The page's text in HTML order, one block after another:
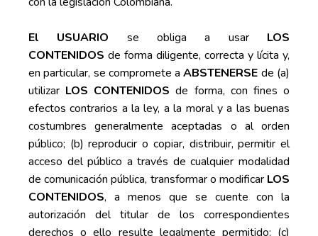
El USUARIO se obliga a usar LOS
CONTENIDOS de forma diligente, correcta y lícita y,
en particular, se compromete aABSTENERSE de (a)
utilizar LOS CONTENIDOS de forma, con fines o
efectos contrarios a la ley, a la moral y a las buenas
costumbres generalmente aceptadas o al orden
público; (b) reproducir o copiar, distribuir, permitir el
acceso del público a través de cualquier modalidad
de comunicación pública, transformar o modificar LOS
CONTENIDOS, a menos que se cuente con la
autorización del titular de los correspondientes
derechos o ello resulte legalmente permitido; (c)